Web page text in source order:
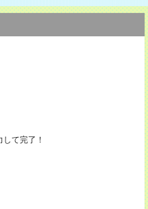
て完了！